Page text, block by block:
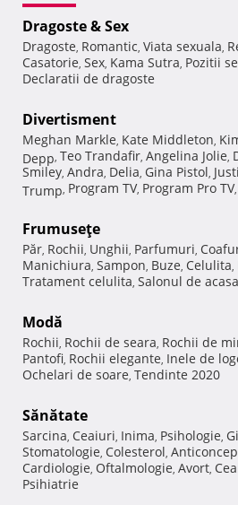
Dragoste & Sex
Dragoste, Romantic, Viata sexuala,
Casatorie, Sex, Kama Sutra, Pozitii
Declaratii de dragoste
Divertisment
Meghan Markle, Kate Middleton,
Depp, Teo Trandafir, Angelina Jolie,
Smiley, Andra, Delia, Gina Pistol,
Trump, Program TV, Program Pro TV,
Frumuseţe
Păr, Rochii, Unghii, Parfumuri,
Manichiura, Sampon, Buze, Celulita,
Tratament celulita, Salonul de acasa
Modă
Rochii, Rochii de seara, Rochii de
Pantofi, Rochii elegante, Inele de
Ochelari de soare, Tendinte 2020
Sănătate
Sarcina, Ceaiuri, Inima, Psihologie,
Stomatologie, Colesterol,
Cardiologie, Oftalmologie, Avort,
Psihiatrie